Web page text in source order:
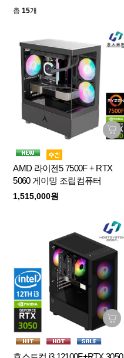
총15개
AMD 라이젠5 7500F + RTX
5060 게이밍 조립컴퓨터
1,515,000원